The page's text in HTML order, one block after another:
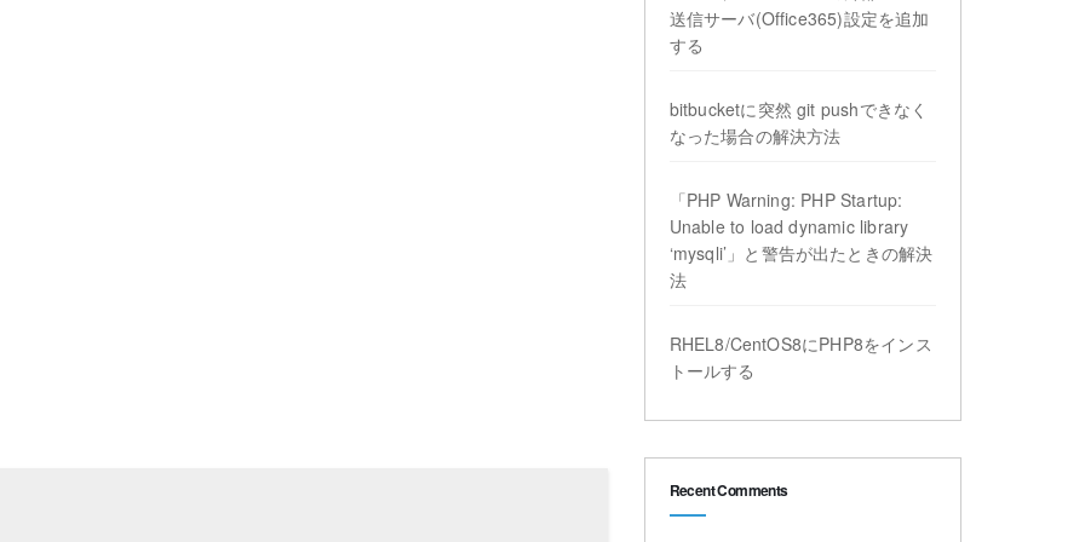
送信サーバ(Office365)設定を追加
する
bitbucketに突然 git pushできなく
なった場合の解決方法
「PHP Warning: PHP Startup:
Unable to load dynamic library
‘mysqli’」と警告が出たときの解決
法
RHEL8/CentOS8にPHP8をインス
トールする
Recent Comments